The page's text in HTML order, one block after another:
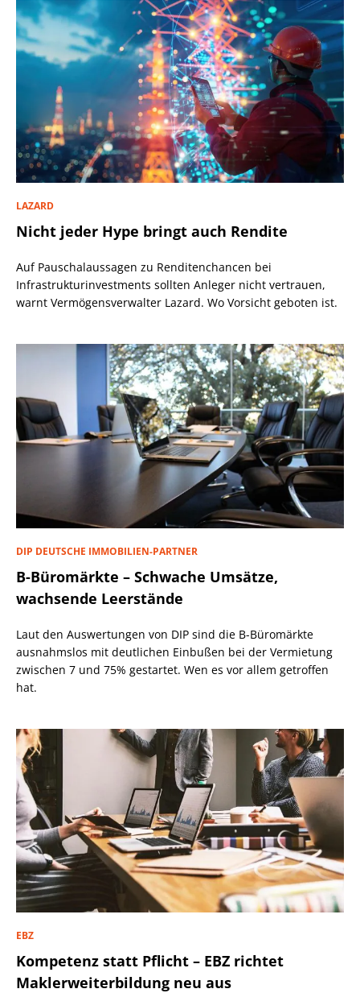
LAZARD
Nicht jeder Hype bringt auch Rendite
Auf Pauschalaussagen zu Renditenchancen bei
Infrastrukturinvestments sollten Anleger nicht vertrauen,
warnt Vermögensverwalter Lazard. Wo Vorsicht geboten ist.
DIP DEUTSCHE IMMOBILIEN-PARTNER
B-Büromärkte – Schwache Umsätze,
wachsende Leerstände
Laut den Auswertungen von DIP sind die B-Büromärkte
ausnahmslos mit deutlichen Einbußen bei der Vermietung
zwischen 7 und 75% gestartet. Wen es vor allem getroffen
hat.
EBZ
Kompetenz statt Pflicht – EBZ richtet
Maklerweiterbildung neu aus